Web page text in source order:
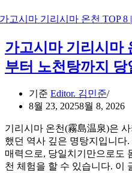
가고시마 기리시마
부터 노천탕까지 당
기준 Editor. 김민준
8월 23, 20258월 8, 2026
기리시마 온천(霧島温泉)은
했던 역사 깊은 명탕지입니다
매력으로, 당일치기만으로도
천 체험을 할 수 있습니다. 이